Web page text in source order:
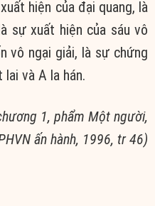
hiện của đại quang, là
sự xuất hiện của sáu vô
vô ngại giải, là sự chứng
và A la hán.
1, phẩm Một người,
ấn hành, 1996, tr 46)